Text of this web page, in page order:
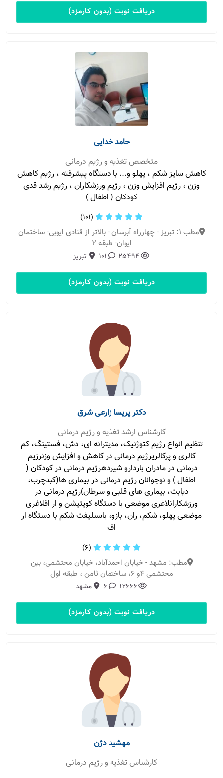
دریافت نوبت (بدون کارمزد)
حامد خدایی
متخصص تغذیه و رژیم درمانی
کاهش سایز شکم ، پهلو و... با دستگاه پیشرفته ، رژیم کاهش
وزن ، رژیم افزایش وزن ، رژیم ورزشکاران ، رژیم رشد قدی
کودکان ( اطفال )
(101)
مطب 1: تبریز - چهارراه آبرسان - بالاتر از قنادی ایوبی- ساختمان
ایوان- طبقه 2
25494
101 تبریز
دریافت نوبت (بدون کارمزد)
دکتر پریسا زارعی شرق
کارشناس ارشد تغذیه و رژیم درمانی
تنظیم انواع رژیم کتوژنیک، مدیترانه ای، دش، فستینگ، کم
کالری و پرکالریرژیم درمانی در کاهش و افزایش وزنرزیم
درمانی در مادران باردارو شیردهرژیم درمانی در کودکان (
اطفال ) و نوجوانان رژیم درمانی در بیماری ها(کبدچرب،
دیابت، بیماری های قلبی و سرطان)رژیم درمانی در
ورزشکارانلاغری موضعی با دستگاه کویتیشن و ار افلاغری
موضعی پهلو، شکم، ران، بازو، باسنلیفت شکم با دستگاه ار
اف
(6)
مطب: مشهد - خیابان احمدآباد، خیابان محتشمی، بین
محتشمی 4و 6، ساختمان ثامن ، طبقه اول
12666
6 مشهد
دریافت نوبت (بدون کارمزد)
مهشید دژن
کارشناس تغذیه و رژیم درمانی